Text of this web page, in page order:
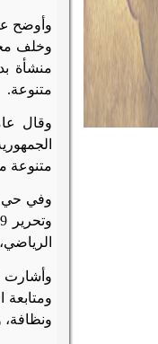
وأوضح
متنوعة.
وقال
متنوعة
وأشارت
ونظافة، وإزالة و15